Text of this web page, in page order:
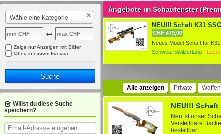
Angebote im Schaufenster
NEU!!! Schaft K31
CHF 479,00
Schweiz-Switzerland ·
Alle anzeigen Private
Neu ist unser
Verstellbare
bestellbar.
Wähle eine Kategorie
Zeige nur Anzeigen mit Bilder
Öffne in neuem Fenster
Suche
Willst du diese Suche
speichern?